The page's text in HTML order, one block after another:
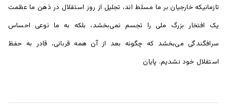
تازمانیکه خارجیان بر ما مسلط اند، تجلیل از روز استقلال در ذهن ما عظمت
یک افتخار بزرگ ملی را تجسم نمی‌بخشد، بلکه به ما نوعی احساس
سرافگندگی می‌بخشد که چگونه بعد از آن همه قربانی، قادر به حفظ
استقلال خود نشدیم. پایان